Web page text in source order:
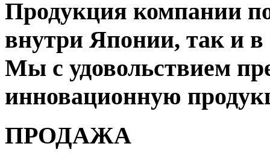
Продукция компании
внутри Японии, так и
Мы с удовольствием
инновационную
ПРОДАЖА